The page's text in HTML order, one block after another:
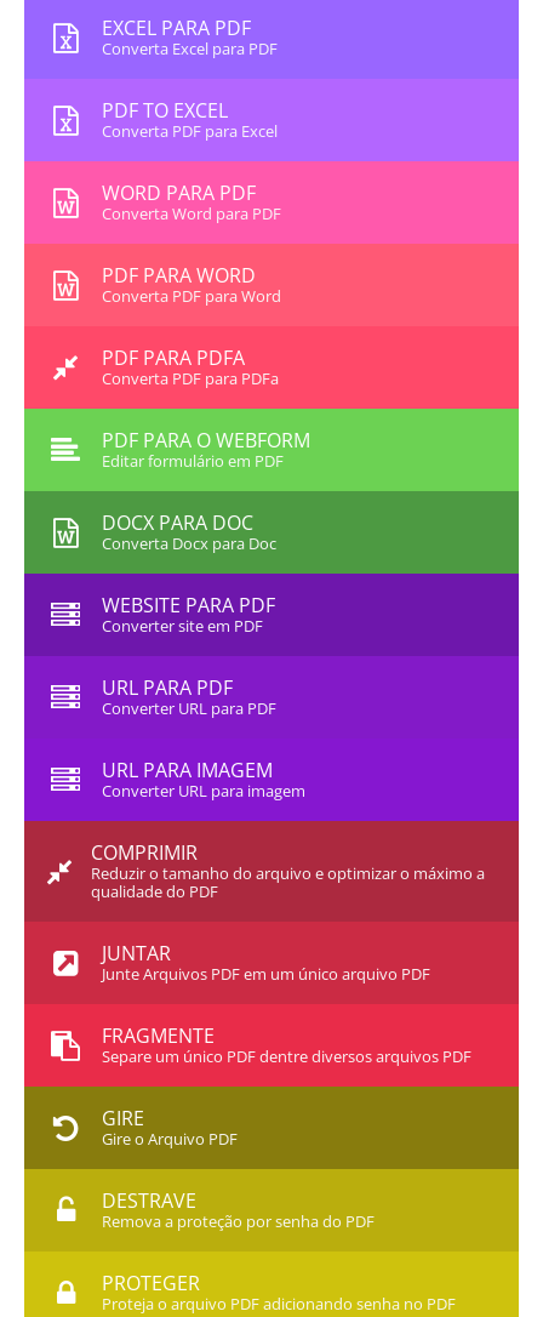
EXCEL PARA PDF
Converta Excel para PDF
PDF TO EXCEL
Converta PDF para Excel
WORD PARA PDF
Converta Word para PDF
PDF PARA WORD
Converta PDF para Word
PDF PARA PDFA
Converta PDF para PDFa
PDF PARA O WEBFORM
Editar formulário em PDF
DOCX PARA DOC
Converta Docx para Doc
WEBSITE PARA PDF
Converter site em PDF
URL PARA PDF
Converter URL para PDF
URL PARA IMAGEM
Converter URL para imagem
COMPRIMIR
Reduzir o tamanho do arquivo e optimizar o máximo a
qualidade do PDF
JUNTAR
Junte Arquivos PDF em um único arquivo PDF
FRAGMENTE
Separe um único PDF dentre diversos arquivos PDF
GIRE
Gire o Arquivo PDF
DESTRAVE
Remova a proteção por senha do PDF
PROTEGER
Proteja o arquivo PDF adicionando senha no PDF